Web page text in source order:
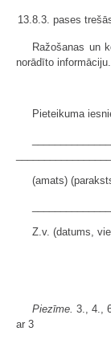
13.8.3. pases
Ražošanas un
norādīto informāciju.
Pieteikuma
(amats)
Z.v. (datums,
Piezīme. 3., 4.,
ar 3